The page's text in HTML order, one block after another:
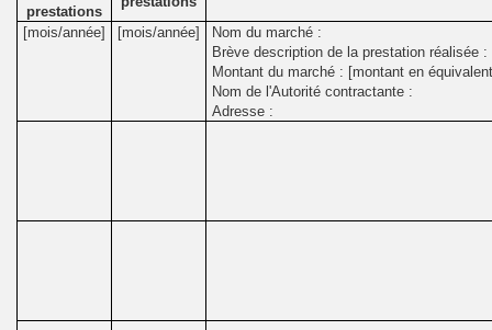
prestations
[mois/année] [mois/année]
Nom du marché :
Brève description de la prestation réalisée :
Montant du marché : [montant en
Nom de l'Autorité contractante :
Adresse :